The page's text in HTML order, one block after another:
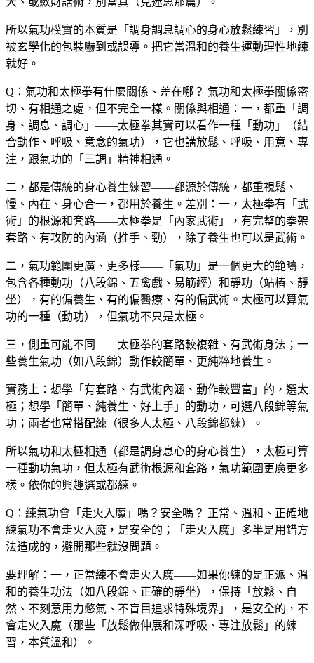
所以氣功樸實的本質是「調身調息調心的身心放鬆練習」，別
被玄學化的包裝嚇到或誤導。把它當溫和的養生運動理性地練
就好。
Q：氣功和太極拳有什麼關係、差在哪？ 氣功和太極拳關係密
切、有相通之處，但不完全一樣。關係與相通：一，都重「調
身、調息、調心」——太極拳其實可以看作一種「動功」（結
合動作、呼吸、意念的氣功），它也講放鬆、呼吸、用意、專
注，跟氣功的「三調」精神相通。
二，都是傳統的身心養生練習——都源於傳統，都重視鬆、
慢、內在、身心合一，都用於養生。差別：一，太極拳有「武
術」的根源和套路——太極拳是「內家武術」，有完整的拳架
套路、有攻防的內涵（推手、勁），除了養生也可以是武術。
二，氣功範圍更廣、更多樣——「氣功」是一個更大的範疇，
包含各種動功（八段錦、五禽戲、易筋經）和靜功（站樁、靜
坐），有的偏養生、有的偏醫療、有的偏武術。太極可以算氣
功的一種（動功），但氣功不只是太極。
三，側重可能不同——太極拳的套路較複雜、有武術身法；一
些養生氣功（如八段錦）動作較簡單、更純粹地養生。
實務上：想學「有套路、有武術內涵、動作較豐富」的，選太
極；想學「簡單、純養生、好上手」的動功，可選八段錦等氣
功；兩者也常搭配練（很多人太極、八段錦都練）。
所以氣功和太極相通（都是調身息心的身心養生），太極可算
一種動功氣功，但太極有武術根源和套路，氣功範圍更廣更多
樣。依你的興趣選或都練。
Q：練氣功會「走火入魔」嗎？安全嗎？ 正常、溫和、正確地
練氣功不會走火入魔，是安全的；「走火入魔」多半是用錯方
法造成的，避開那些就沒問題。
要理解：一，正常練不會走火入魔——如果你練的是正派、溫
和的養生功法（如八段錦、正確的靜坐），保持「放鬆、自
然、不刻意用力憋氣、不盲目追求特殊境界」，是安全的，不
會走火入魔（那些「放鬆做伸展和深呼吸、專注放鬆」的練
習，本質溫和）。